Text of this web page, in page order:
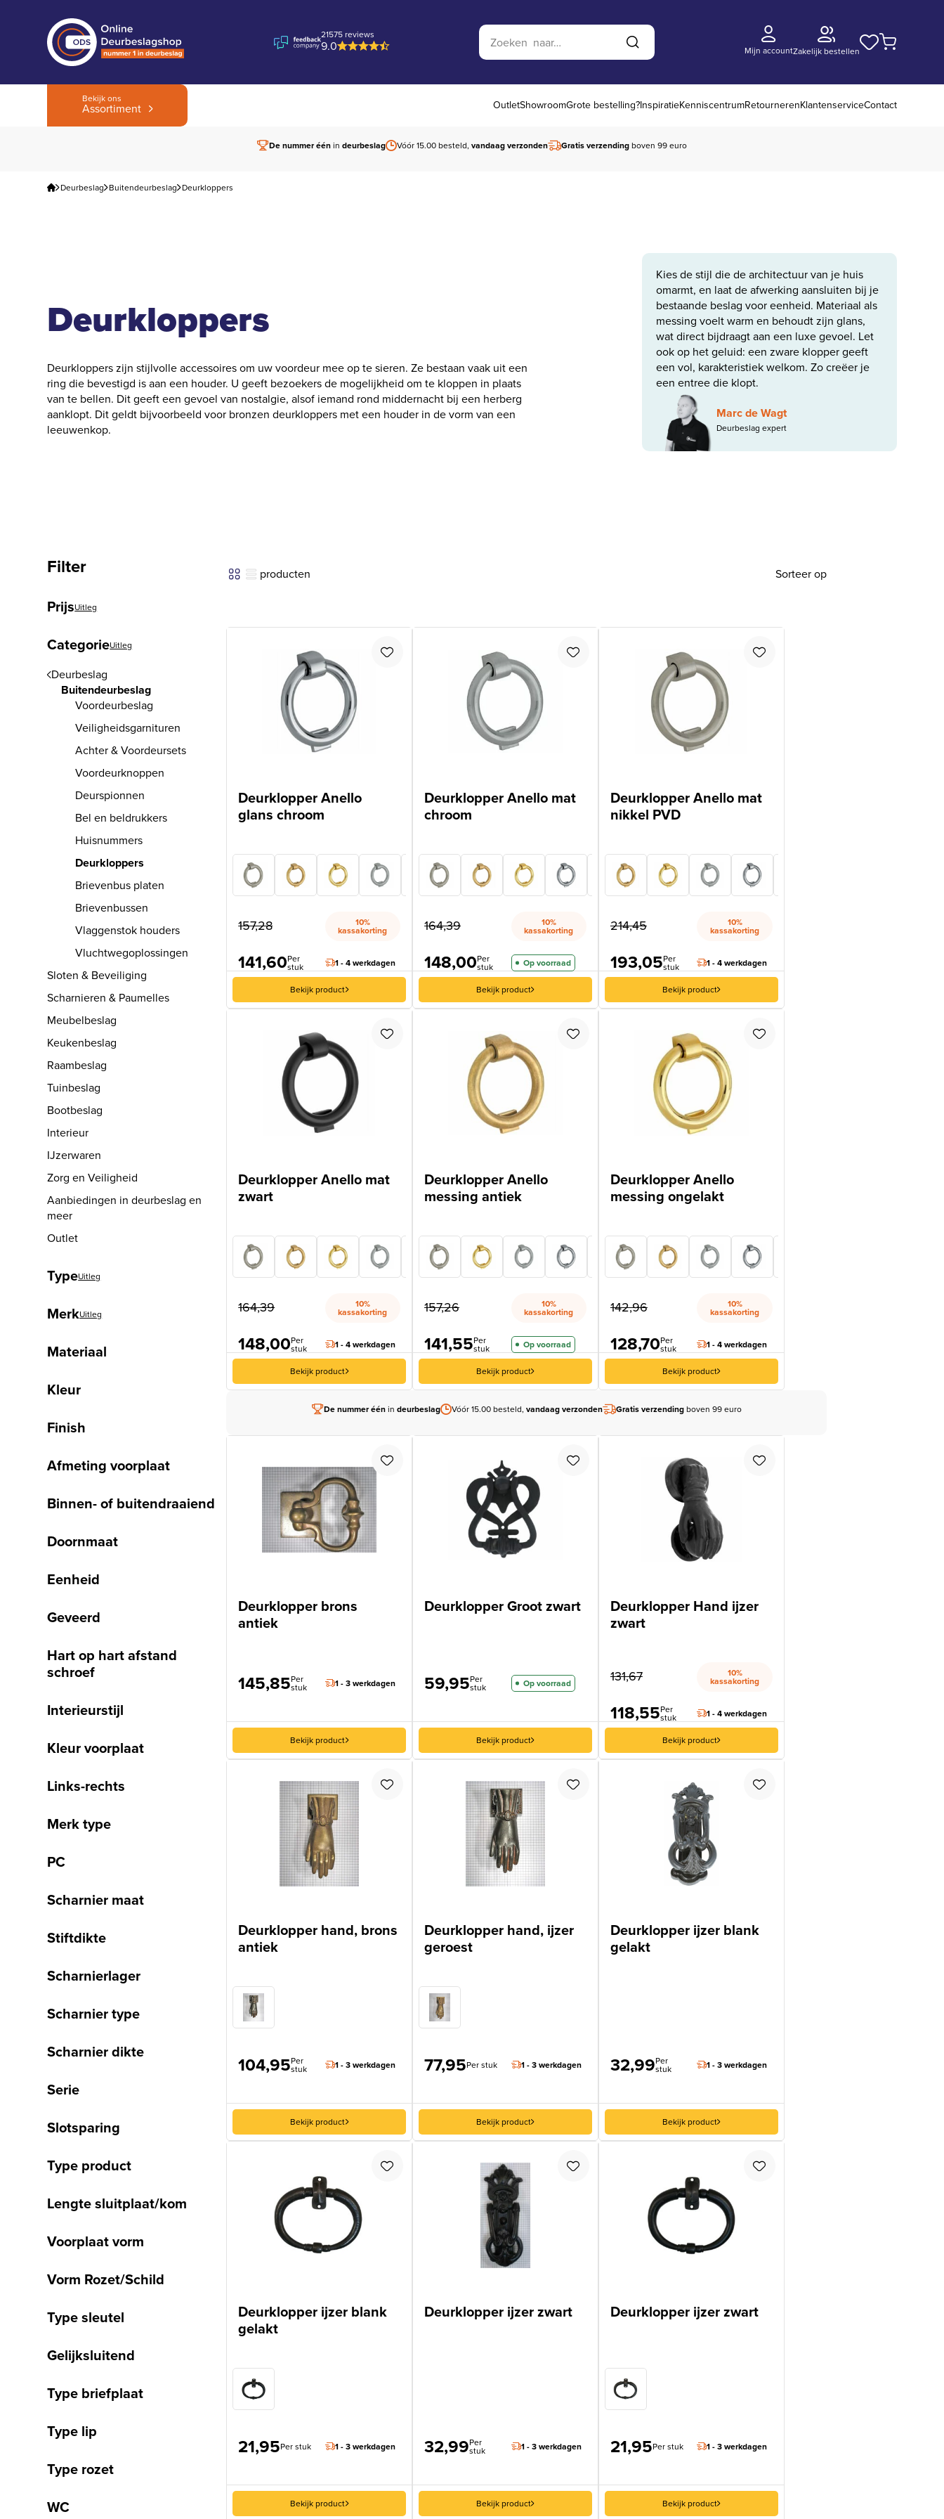
21575 reviews
9.0
Zoek op website
Zoeken
Mijn accountZakelijk bestellen
Bekijk ons
Assortiment OutletShowroomGrote bestelling?InspiratieKenniscentrumRetournerenKlantenserviceContact
De nummer éénin deurbeslag Vóór 15.00 besteld, vandaag verzonden Gratis verzendingboven 99 euro
Deurbeslag Buitendeurbeslag Deurkloppers
Deurkloppers
Deurkloppers zijn stijlvolle accessoires om uw voordeur mee op te sieren. Ze bestaan vaak uit een
ring die bevestigd is aan een houder. U geeft bezoekers de mogelijkheid om te kloppen in plaats
van te bellen. Dit geeft een gevoel van nostalgie, alsof iemand rond middernacht bij een herberg
aanklopt. Dit geldt bijvoorbeeld voor bronzen deurkloppers met een houder in de vorm van een
leeuwenkop.
Kies de stijl die de architectuur van je huis
omarmt, en laat de afwerking aansluiten bij je
bestaande beslag voor eenheid. Materiaal als
messing voelt warm en behoudt zijn glans,
wat direct bijdraagt aan een luxe gevoel. Let
ook op het geluid: een zware klopper geeft
een vol, karakteristiek welkom. Zo creëer je
een entree die klopt.
Marc de Wagt
Deurbeslag expert
Filter
PrijsUitleg
CategorieUitleg
Deurbeslag
Buitendeurbeslag
Voordeurbeslag
Veiligheidsgarnituren
Achter & Voordeursets
Voordeurknoppen
Deurspionnen
Bel en beldrukkers
Huisnummers
Deurkloppers
Brievenbus platen
Brievenbussen
Vlaggenstok houders
Vluchtwegoplossingen
Sloten & Beveiliging
Scharnieren & Paumelles
Meubelbeslag
Keukenbeslag
Raambeslag
Tuinbeslag
Bootbeslag
Interieur
IJzerwaren
Zorg en Veiligheid
Aanbiedingen in deurbeslag en
meer
Outlet
TypeUitleg
MerkUitleg
Materiaal
Kleur
Finish
Afmeting voorplaat
Binnen- of buitendraaiend
Doornmaat
Eenheid
Geveerd
Hart op hart afstand
schroef
Interieurstijl
Kleur voorplaat
Links-rechts
Merk type
PC
Scharnier maat
Stiftdikte
Scharnierlager
Scharnier type
Scharnier dikte
Serie
Slotsparing
Type product
Lengte sluitplaat/kom
Voorplaat vorm
Vorm Rozet/Schild
Type sleutel
Gelijksluitend
Type briefplaat
Type lip
Type rozet
WC
producten Sorteer op
Deurklopper Anello
glans chroom
157,28 10%
kassakorting
141,60Per
stuk 1 - 4 werkdagen
Bekijk product
Deurklopper Anello mat
chroom
164,39 10%
kassakorting
148,00Per
stuk Op voorraad
Bekijk product
Deurklopper Anello mat
nikkel PVD
214,45 10%
kassakorting
193,05Per
stuk 1 - 4 werkdagen
Bekijk product
Deurklopper Anello mat
zwart
164,39 10%
kassakorting
148,00Per
stuk 1 - 4 werkdagen
Bekijk product
Deurklopper Anello
messing antiek
157,26 10%
kassakorting
141,55Per
stuk Op voorraad
Bekijk product
Deurklopper Anello
messing ongelakt
142,96 10%
kassakorting
128,70Per
stuk 1 - 4 werkdagen
Bekijk product
De nummer éénin deurbeslag Vóór 15.00 besteld, vandaag verzonden Gratis verzendingboven 99 euro
Deurklopper brons
antiek
145,85Per
stuk 1 - 3 werkdagen
Bekijk product
Deurklopper Groot zwart
59,95Per
stuk Op voorraad
Bekijk product
Deurklopper Hand ijzer
zwart
131,67 10%
kassakorting
118,55Per
stuk 1 - 4 werkdagen
Bekijk product
Deurklopper hand, brons
antiek
104,95Per
stuk 1 - 3 werkdagen
Bekijk product
Deurklopper hand, ijzer
geroest
77,95Per stuk 1 - 3 werkdagen
Bekijk product
Deurklopper ijzer blank
gelakt
32,99Per
stuk 1 - 3 werkdagen
Bekijk product
Deurklopper ijzer blank
gelakt
21,95Per stuk 1 - 3 werkdagen
Bekijk product
Deurklopper ijzer zwart
32,99Per
stuk 1 - 3 werkdagen
Bekijk product
Deurklopper ijzer zwart
21,95Per stuk 1 - 3 werkdagen
Bekijk product